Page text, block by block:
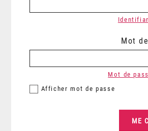
Mot
Afficher mot de passe
Mot de